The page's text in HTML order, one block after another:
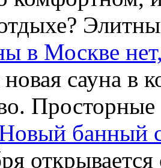
в Москве
сауна в
банный